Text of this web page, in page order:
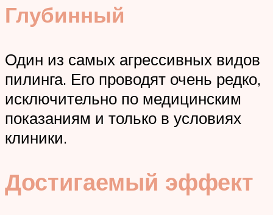
Глубинный
Один из самых агрессивных видов
пилинга. Его проводят очень редко,
исключительно по медицинским
показаниям и только в условиях
клиники.
Достигаемый эффект